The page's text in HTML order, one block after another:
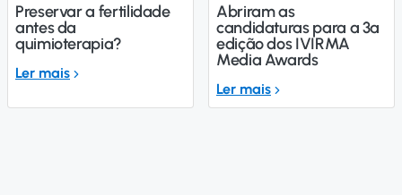
Preservar a fertilidade
antes da
quimioterapia?
Ler mais
Abriram as
candidaturas para a 3ª
edição dos IVIRMA
Media Awards
Ler mais